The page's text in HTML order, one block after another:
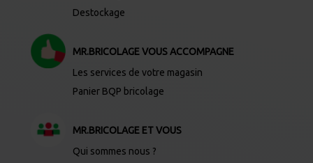
Destockage
MR.BRICOLAGE VOUS ACCOMPAGNE
Les services de votre magasin
Panier BQP bricolage
MR.BRICOLAGE ET VOUS
Qui sommes nous ?